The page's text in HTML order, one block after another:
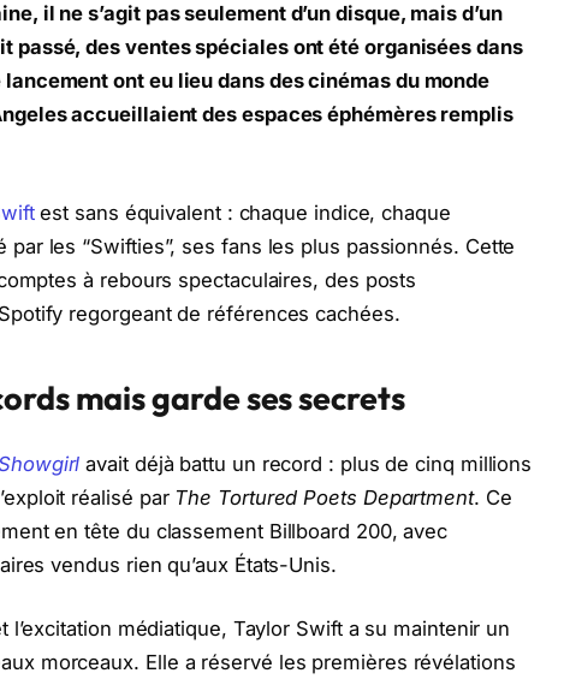
il ne s’agit pas seulement d’un disque, mais d’un
passé, des ventes spéciales ont été organisées dans
ont eu lieu dans des cinémas du monde
accueillaient des espaces éphémères remplis
est sans équivalent : chaque indice, chaque
les “Swifties”, ses fans les plus passionnés. Cette
à rebours spectaculaires, des posts
regorgeant de références cachées.
mais garde ses secrets
avait déjà battu un record : plus de cinq millions
réalisé par The Tortured Poets Department. Ce
en tête du classement Billboard 200, avec
vendus rien qu’aux États-Unis.
médiatique, Taylor Swift a su maintenir un
morceaux. Elle a réservé les premières révélations